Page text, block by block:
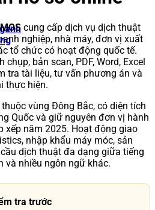
cung cấp dịch vụ dịch thuật
nghiệp, nhà máy, đơn vị xuất
tổ chức có hoạt động quốc tế.
bản scan, PDF, Word, Excel
tra tài liệu, tư vấn phương án và
thực hiện.
vùng Đông Bắc, có diện tích
Quốc và giữ nguyên đơn vị hành
xếp năm 2025. Hoạt động giao
nhập khẩu máy móc, sản
dịch thuật đa dạng giữa tiếng
và nhiều ngôn ngữ khác.
tra trước